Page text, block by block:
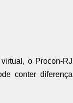
o Procon-RJ
conter diferença